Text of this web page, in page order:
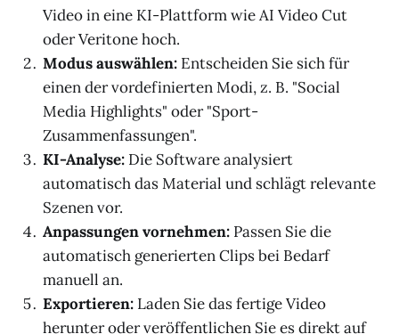
Video in eine KI-Plattform wie AI Video Cut
oder Veritone hoch.
Modus auswählen: Entscheiden Sie sich für
einen der vordefinierten Modi, z. B. "Social
Media Highlights" oder "Sport-
Zusammenfassungen".
KI-Analyse: Die Software analysiert
automatisch das Material und schlägt relevante
Szenen vor.
Anpassungen vornehmen: Passen Sie die
automatisch generierten Clips bei Bedarf
manuell an.
Exportieren: Laden Sie das fertige Video
herunter oder veröffentlichen Sie es direkt auf